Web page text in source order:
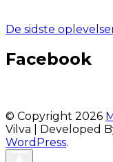
De sidste
Facebook
© Copyright 2026
Vilva | Developed
WordPress.